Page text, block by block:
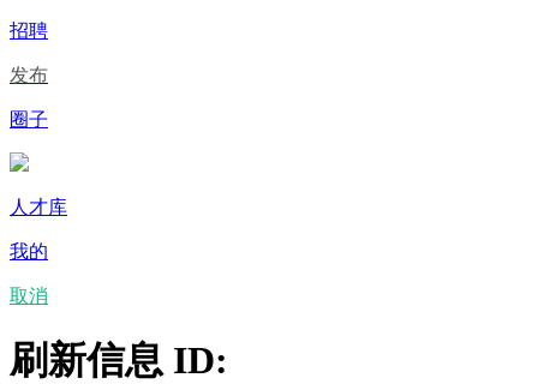
招聘
发布
圈子
人才库
我的
取消
刷新信息 ID: